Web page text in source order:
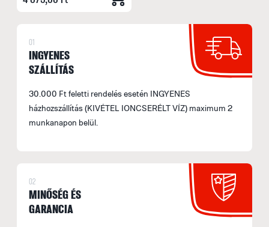
01
INGYENES
SZÁLLÍTÁS
30.000 Ft feletti rendelés esetén INGYENES
házhozszállítás (KIVÉTEL IONCSERÉLT VÍZ) maximum 2
munkanapon belül.
02
MINŐSÉG ÉS
GARANCIA